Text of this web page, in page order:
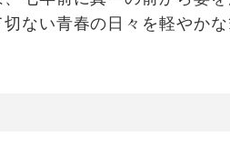
ない青春の日々を軽やか